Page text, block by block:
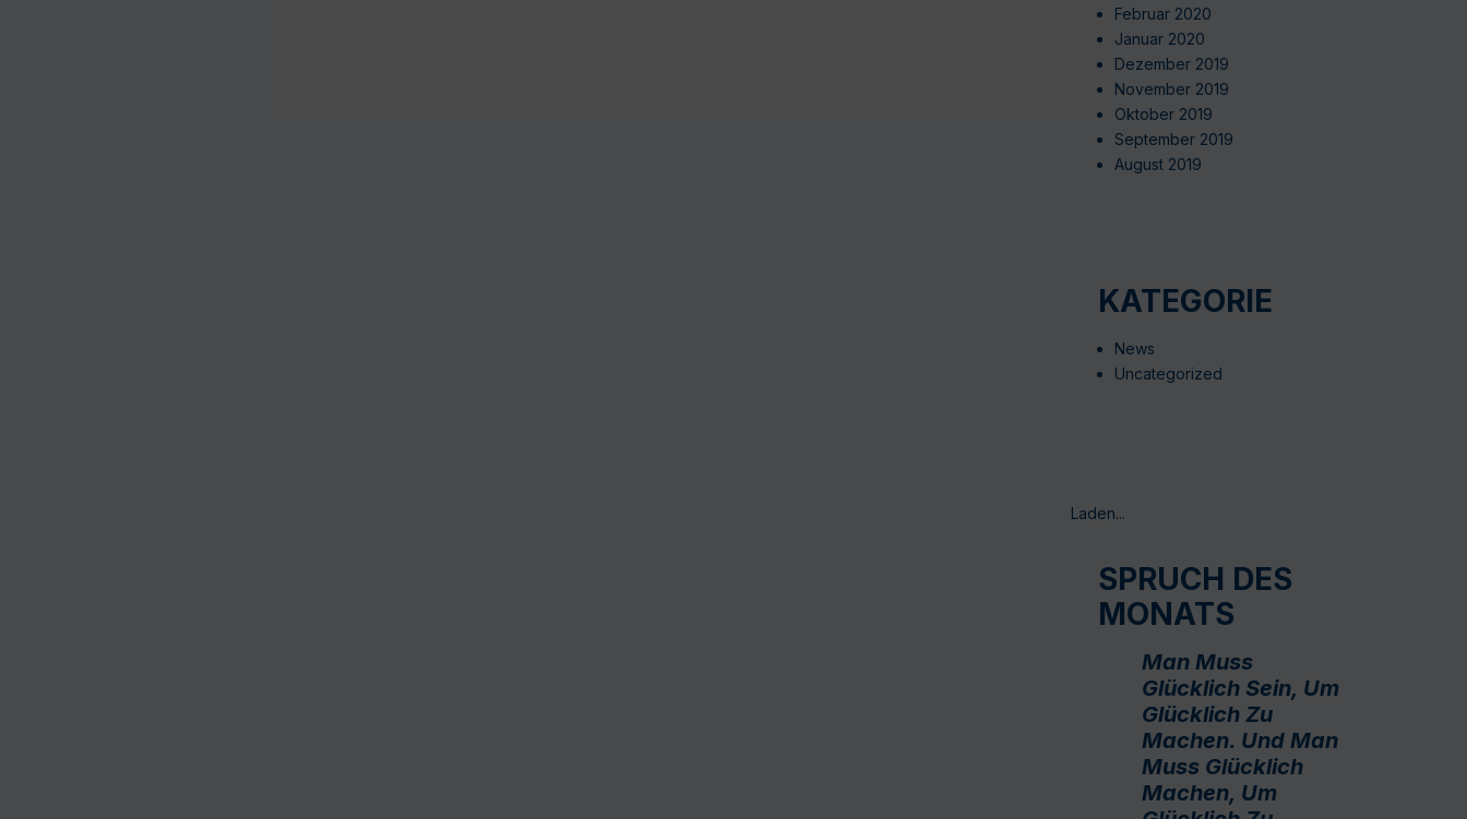
Februar 2020
Januar 2020
Dezember 2019
November 2019
Oktober 2019
September 2019
August 2019
KATEGORIE
News
Uncategorized
Laden...
SPRUCH DES
MONATS
Man Muss
Glücklich Sein, Um
Glücklich Zu
Machen. Und Man
Muss Glücklich
Machen, Um